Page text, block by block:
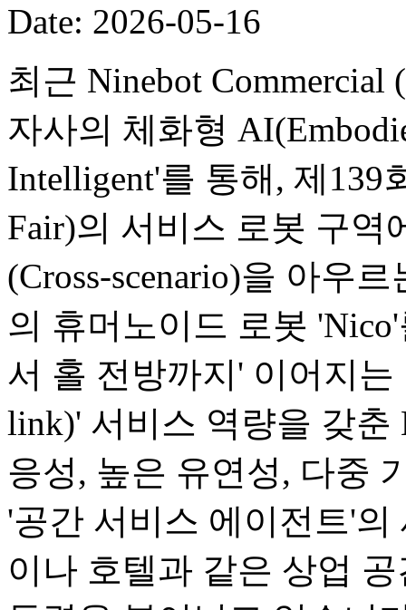
Date: 2026-05-16
최근 Ninebot Commercial
자사의 체화형
Intelligent'를 통해, 제139
Fair)의 서비스 로봇 구역
(Cross-scenario)을 아우
의 휴머노이드 로봇
서 홀 전방까지' 이어지
link)' 서비스 역량을 갖춘
응성, 높은 유연성, 다중
'공간 서비스 에이전트'
이나 호텔과 같은 상업